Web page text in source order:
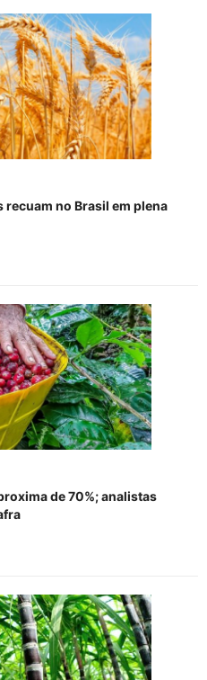
recuam no Brasil em plena
de 70%; analistas